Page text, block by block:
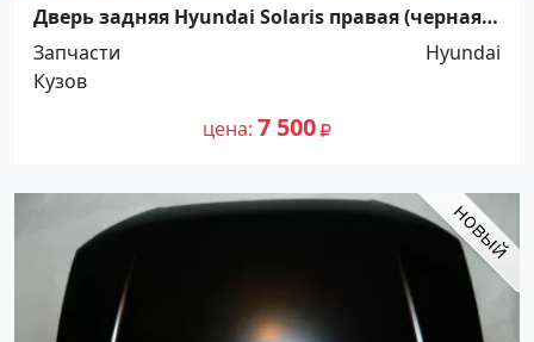
Дверь задняя Hyundai Solaris правая (черная)
Краснодар
Запчасти
Hyundai
Кузов
цена 7 500